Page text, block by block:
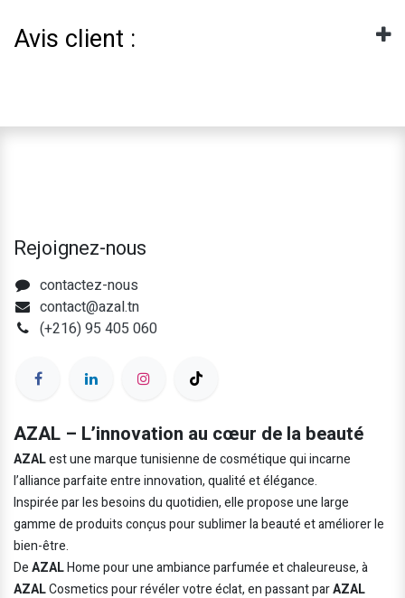
Avis client :
Rejoignez-nous
contactez-nous
contact@azal.tn
(+216) 95 405 060
AZAL – L’innovation au cœur de la beauté
AZALest une marque tunisienne de cosmétique qui incarne
l’alliance parfaite entre innovation, qualité et élégance.
Inspirée par les besoins du quotidien, elle propose une large
gamme de produits conçus pour sublimer la beauté et améliorer le
bien-être.
DeAZALHome pour une ambiance parfumée et chaleureuse, à
AZALCosmetics pour révéler votre éclat, en passant parAZAL